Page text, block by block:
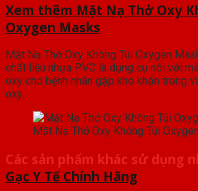
Xem thêm Mặt Nạ Thở Oxy
Oxygen Masks
Mặt Nạ Thở Oxy Không Túi Oxygen
chất liệu nhựa PVC là dụng cụ nối với
oxy cho bệnh nhân gặp khó khăn trong
oxy.
Mặt Nạ Thở Oxy Không Túi
Các sản phẩm khác sử dụng
Gạc Y Tế Chính Hãng